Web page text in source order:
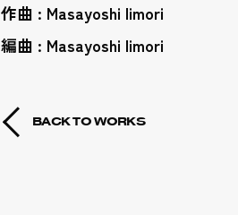
作曲 : Masayoshi Iimori
編曲 : Masayoshi Iimori
BACK TO WORKS